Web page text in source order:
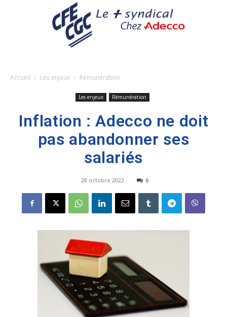
Accueil Les enjeux Rémunération
Les enjeux Rémunération
Inflation : Adecco ne doit
pas abandonner ses
salariés
28 octobre 2022 6